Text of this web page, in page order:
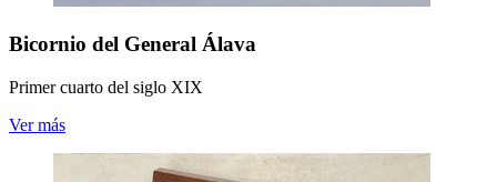
Bicornio del General Álava
Primer cuarto del siglo XIX
Ver más